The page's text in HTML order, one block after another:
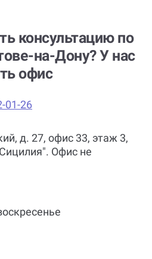
консультацию по
на-Дону? У нас
офис
01-26
д. 27, офис 33, этаж 3,
Офис не